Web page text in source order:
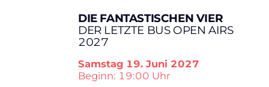
DIE FANTASTISCHEN VIER
DER LETZTE BUS OPEN AIRS
2027
Samstag 19. Juni 2027
Beginn: 19:00 Uhr